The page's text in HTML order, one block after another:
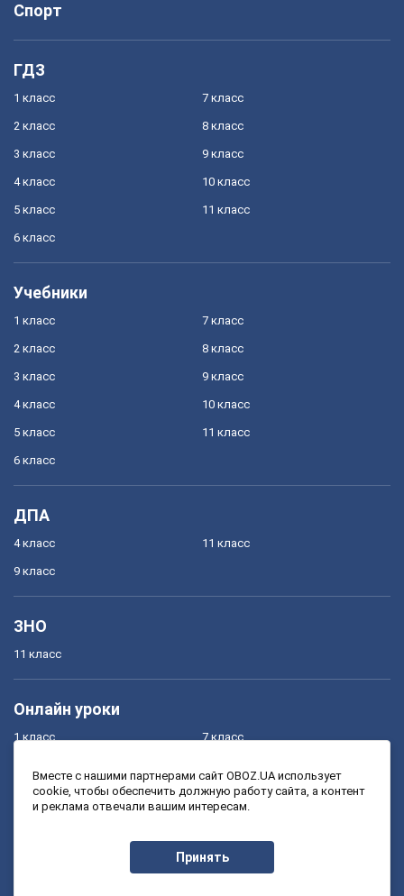
Спорт
ГДЗ
1 класс
2 класс
3 класс
4 класс
5 класс
6 класс
7 класс
8 класс
9 класс
10 класс
11 класс
Учебники
1 класс
2 класс
3 класс
4 класс
5 класс
6 класс
7 класс
8 класс
9 класс
10 класс
11 класс
ДПА
4 класс
9 класс
11 класс
ЗНО
11 класс
Онлайн уроки
1 класс
3 класс
7 класс
9 класс
Вместе с нашими партнерами сайт OBOZ.UA использует
cookie, чтобы обеспечить должную работу сайта, а контент
и реклама отвечали вашим интересам.
Принять